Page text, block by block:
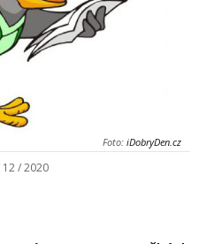
Foto: iDobryDen.cz
12 / 2020